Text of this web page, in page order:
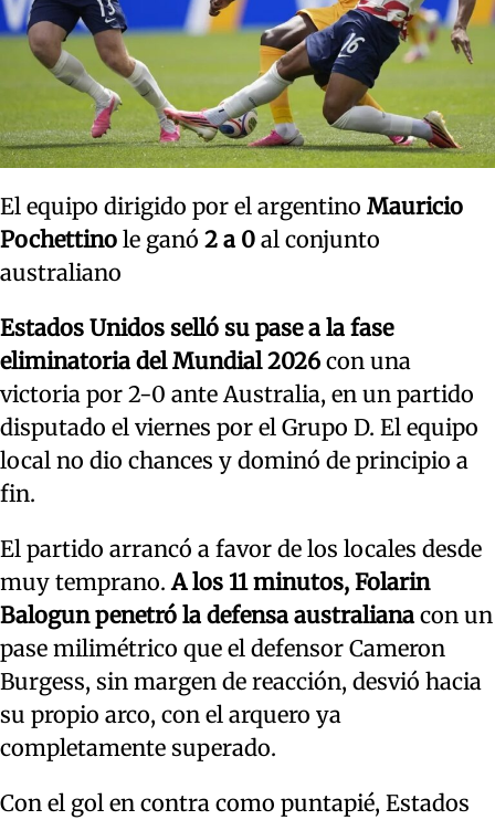
El equipo dirigido por el argentino Mauricio
Pochettino le ganó 2 a 0 al conjunto
australiano
Estados Unidos selló su pase a la fase
eliminatoria del Mundial 2026 con una
victoria por 2-0 ante Australia, en un partido
disputado el viernes por el Grupo D. El equipo
local no dio chances y dominó de principio a
fin.
El partido arrancó a favor de los locales desde
muy temprano.A los 11 minutos, Folarin
Balogun penetró la defensa australiana con un
pase milimétrico que el defensor Cameron
Burgess, sin margen de reacción, desvió hacia
su propio arco, con el arquero ya
completamente superado.
Con el gol en contra como puntapié, Estados